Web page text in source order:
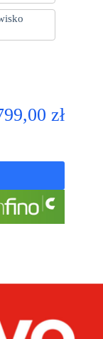
zł